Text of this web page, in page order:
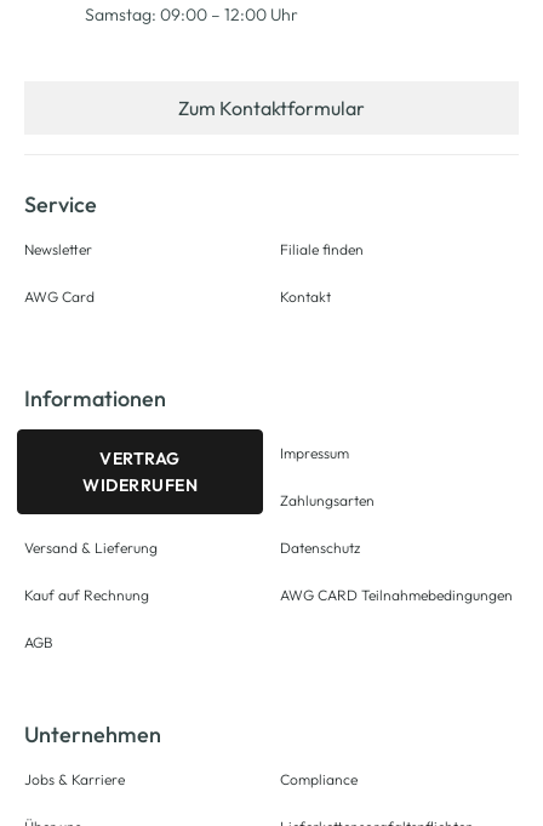
Samstag: 09:00 – 12:00 Uhr
Zum Kontaktformular
Service
Newsletter
AWG Card
Filiale finden
Kontakt
Informationen
VERTRAG
WIDERRUFEN
Versand & Lieferung
Kauf auf Rechnung
AGB
Impressum
Zahlungsarten
Datenschutz
AWG CARD Teilnahmebedingungen
Unternehmen
Jobs & Karriere Compliance